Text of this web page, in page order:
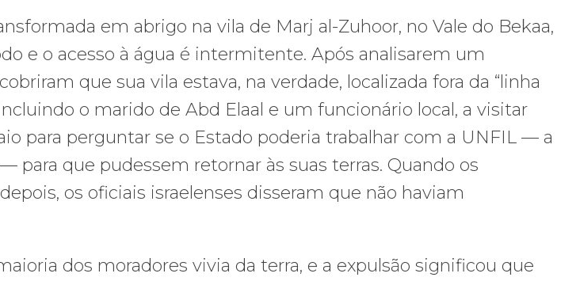
em abrigo na vila de Marj al-Zuhoor, no Vale do Bekaa,
e o acesso à água é intermitente. Após analisarem um
que sua vila estava, na verdade, localizada fora da “linha
o marido de Abd Elaal e um funcionário local, a visitar
para perguntar se o Estado poderia trabalhar com a UNFIL — a
para que pudessem retornar às suas terras. Quando os
os oficiais israelenses disseram que não haviam
dos moradores vivia da terra, e a expulsão significou que